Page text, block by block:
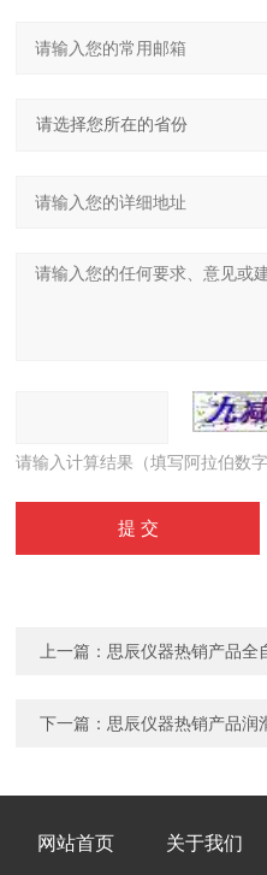
请输入计算结果（填写阿拉伯数
上一篇： 思辰仪器热销产品全
下一篇： 思辰仪器热销产品润
网站首页 关于我们